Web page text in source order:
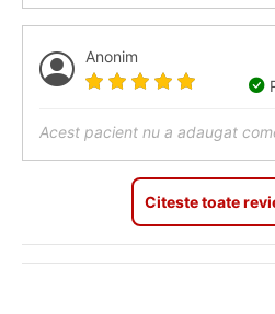
Anonim
Acest pacient nu a adaugat
Citeste toate